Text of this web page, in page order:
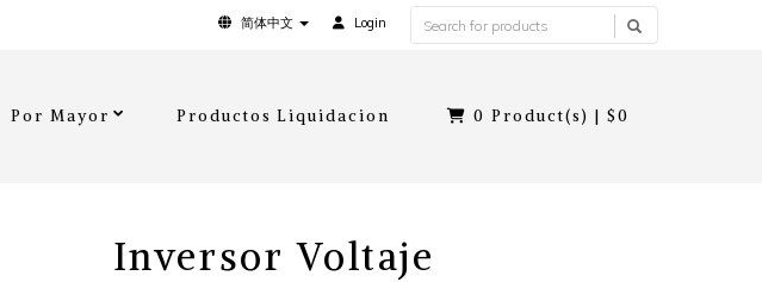
简体中文 Login
Por Mayor Productos Liquidacion 0 Product(s) |$0
Inversor Voltaje